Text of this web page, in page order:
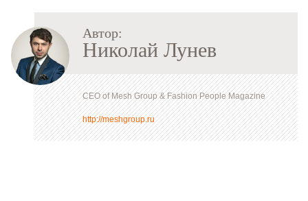
Автор:
Николай Лунев
CEO of Mesh Group & Fashion People Magazine
http://meshgroup.ru